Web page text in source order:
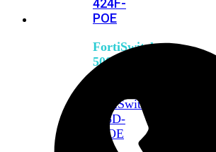
424F-
POE
FortiSwitch
500
FortiSwitch
548D-
FPOE